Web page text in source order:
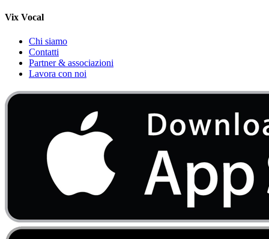
Vix Vocal
Chi siamo
Contatti
Partner & associazioni
Lavora con noi